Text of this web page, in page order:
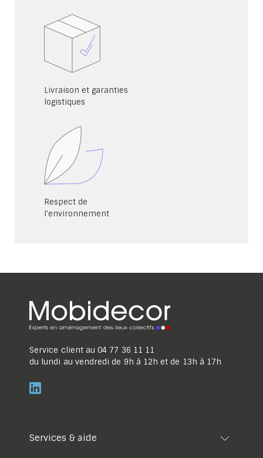
Livraison et garanties
logistiques
Respect de
l'environnement
Service client au 04 77 36 11 11
du lundi au vendredi de 9h à 12h et de 13h à 17h
Services & aide